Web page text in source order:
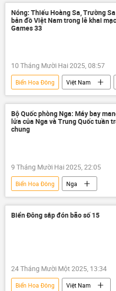
Bộ Ngoại giao Trung Quốc
Bộ Ngoại giao Việt Nam
Nóng: Thiếu Hoàng Sa, Trường
bản đồ Việt Nam trong lễ khai
Games 33
10 Tháng Mười Hai 2025, 08:57
Biển Hoa Đông Việt Nam
SEA Games
Thể thao
Trường Sa
biển đảo
Bộ Quốc phòng Nga: Máy bay
lửa của Nga và Trung Quốc tuần
chung
9 Tháng Mười Hai 2025, 22:05
Biển Hoa Đông
Nga
Bộ Quốc phòng Nga
Trung
Thế giới
Á-Thái Bình Dương
Biển Đông sắp đón bão số 15
24 Tháng Mười Một 2025, 13:34
Biển Hoa Đông
Việt Nam